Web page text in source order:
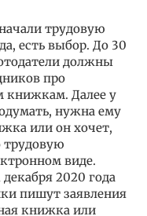
трудовую
есть выбор. До 30
должны
про
книжкам. Далее у
нужна ему
или он хочет,
трудовую
виде.
2020 года
пишут заявления
книжка или